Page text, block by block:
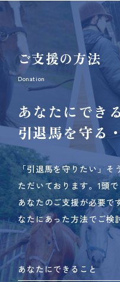
ご支援の方法
Donation
あなたにでき
引退馬を守る
「引退馬を守りたい」そ
ただいております。 1頭
あなたのご支援が必要で
なたにあった方法でご検
あなたにできること